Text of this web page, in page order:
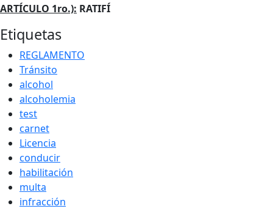
Cuerpo
ARTÍCULO 1ro.): RATIFÍ
Etiquetas
REGLAMENTO
Tránsito
alcohol
alcoholemia
test
carnet
Licencia
conducir
habilitación
multa
infracción